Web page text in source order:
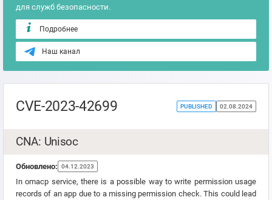
для служб безопасности.
Подробнее
Наш канал
CVE-2023-42699 PUBLISHED 02.08.2024
CNA: Unisoc
Обновлено: 04.12.2023
In omacp service, there is a possible way to write permission usage
records of an app due to a missing permission check. This could lead